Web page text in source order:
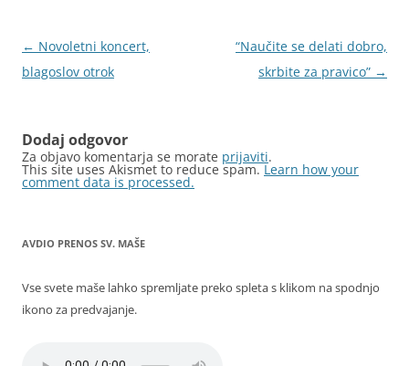
Krmarjenje
po
← Novoletni koncert,
blagoslov otrok
“Naučite se delati dobro,
skrbite za pravico” →
Dodaj odgovor
Za objavo komentarja se morate prijaviti.
This site uses Akismet to reduce spam.Learn how your
comment data is processed.
AVDIO PRENOS SV. MAŠE
Vse svete maše lahko spremljate preko spleta s klikom na spodnjo
ikono za predvajanje.